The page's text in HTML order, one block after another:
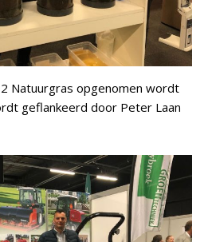
Natuurgras opgenomen wordt
geflankeerd door Peter Laan